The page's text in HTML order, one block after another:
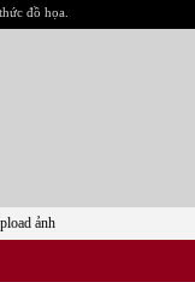
đồ họa.
ảnh